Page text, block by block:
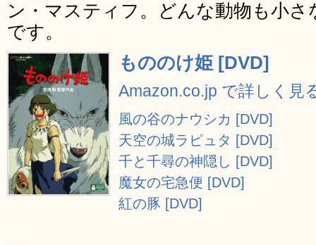
ン・マスティフ。どんな動物も小
です。
もののけ姫 [DVD]
Amazon.co.jp で詳しく見
風の谷のナウシカ [DVD]
天空の城ラピュタ [DVD]
千と千尋の神隠し [DVD]
魔女の宅急便 [DVD]
紅の豚 [DVD]